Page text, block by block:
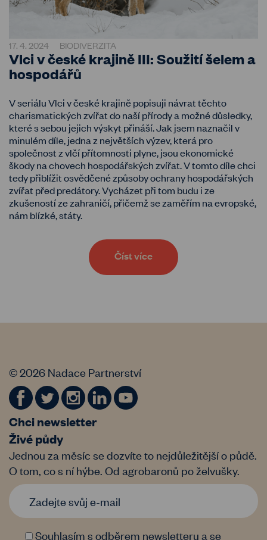
17. 4. 2024 BIODIVERZITA
Vlci v české krajině III: Soužití šelem a
hospodářů
V seriálu Vlci v české krajině popisuji návrat těchto
charismatických zvířat do naší přírody a možné důsledky,
které s sebou jejich výskyt přináší. Jak jsem naznačil v
minulém díle, jedna z největších výzev, která pro
společnost z vlčí přítomnosti plyne, jsou ekonomické
škody na chovech hospodářských zvířat. V tomto díle chci
tedy přiblížit osvědčené způsoby ochrany hospodářských
zvířat před predátory. Vycházet při tom budu i ze
zkušeností ze zahraničí, přičemž se zaměřím na evropské,
nám blízké, státy.
Číst více
© 2026 Nadace Partnerství
Chci newsletter
Živé půdy
Jednou za měsíc se dozvíte to nejdůležitější o půdě.
O tom, co s ní hýbe. Od agrobaronů po želvušky.
Souhlasím s odběrem newsletteru a se